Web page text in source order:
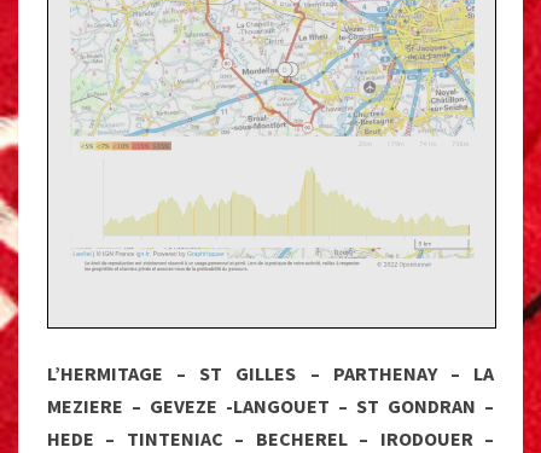
L’HERMITAGE – ST GILLES – PARTHENAY – LA
MEZIERE – GEVEZE -LANGOUET – ST GONDRAN –
HEDE – TINTENIAC – BECHEREL – IRODOUER –